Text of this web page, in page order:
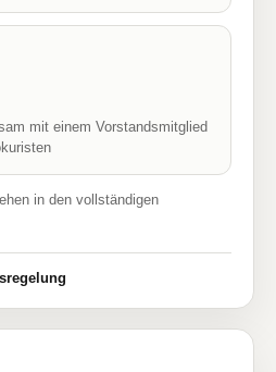
mit einem Vorstandsmitglied
in den vollständigen